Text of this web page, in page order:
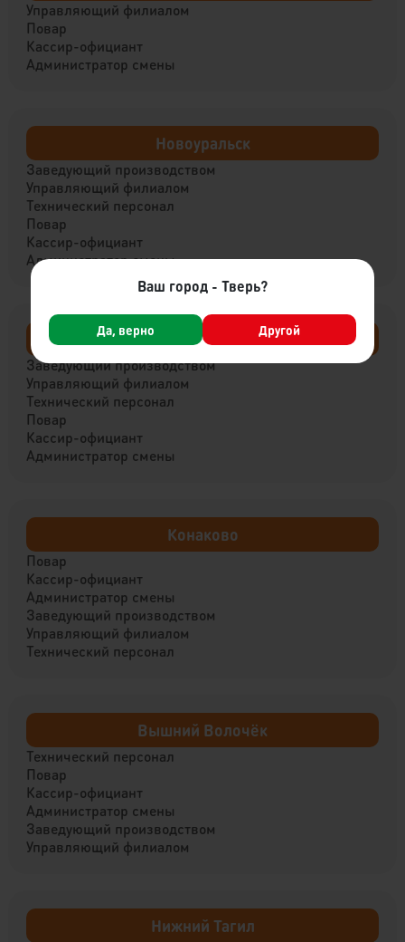
Ваш город - Тверь?
Да, верно Другой
Управляющий филиалом
Повар
Кассир-официант
Администратор смены
Новоуральск
Заведующий производством
Управляющий филиалом
Технический персонал
Повар
Кассир-официант
Администратор смены
Ржев
Заведующий производством
Управляющий филиалом
Технический персонал
Повар
Кассир-официант
Администратор смены
Конаково
Повар
Кассир-официант
Администратор смены
Заведующий производством
Управляющий филиалом
Технический персонал
Вышний Волочёк
Технический персонал
Повар
Кассир-официант
Администратор смены
Заведующий производством
Управляющий филиалом
Нижний Тагил